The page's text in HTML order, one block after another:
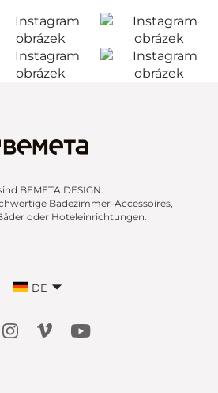
BEMETA DESIGN.
Badezimmer-Accessoires,
oder Hoteleinrichtungen.
DE